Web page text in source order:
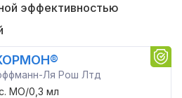
эффективностью
Ля Рош Лтд
МО/0,3 мл